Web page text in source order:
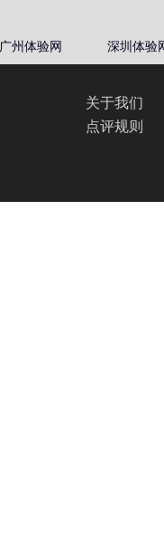
广州体验网 深圳体验
关于我们
点评规则